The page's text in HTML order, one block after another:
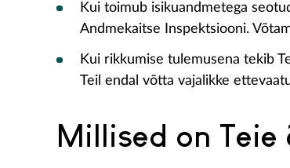
Kui toimub isikuandmetega
Andmekaitse Inspektsiooni.
Kui rikkumise tulemusena tekib
Teil endal võtta vajalikke
Millised on Teie